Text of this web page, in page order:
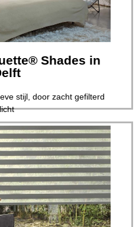
Shades in
stijl, door zacht gefilterd
Motorisation
Delft
meest veelzijdige collectie
raamdecoratie...
raamdecoratie...
verder